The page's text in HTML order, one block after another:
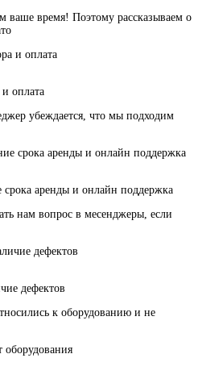
время! Поэтому рассказываем о
оплата
убеждается, что мы подходим
аренды и онлайн поддержка
нам вопрос в месенджеры, если
дефектов
к оборудованию и не